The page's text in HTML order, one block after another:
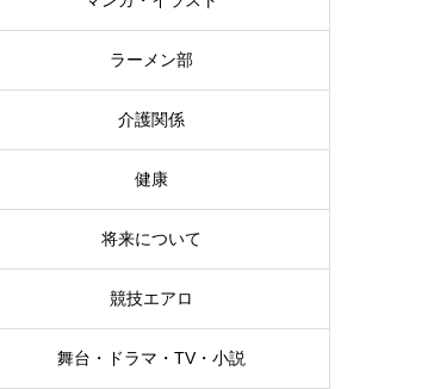
ラーメン部
介護関係
健康
将来について
競技エアロ
舞台・ドラマ・TV・小説